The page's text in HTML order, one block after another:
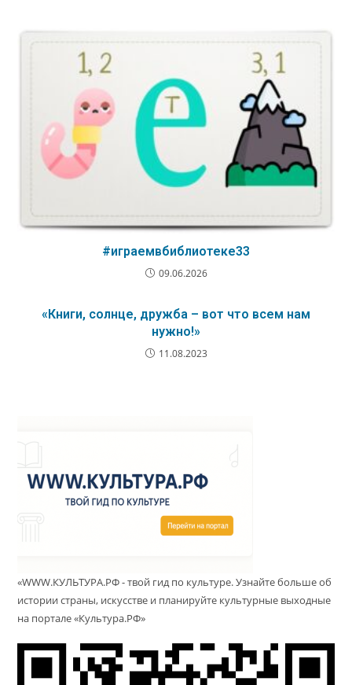
#играемвбиблиотеке33
09.06.2026
«Книги, солнце, дружба – вот что всем нам
нужно!»
11.08.2023
«WWW.КУЛЬТУРА.РФ - твой гид по культуре. Узнайте больше об
истории страны, искусстве и планируйте культурные выходные
на портале «Культура.РФ»